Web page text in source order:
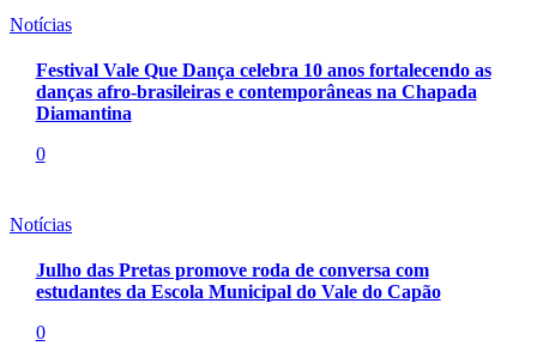
Notícias
Festival Vale Que Dança celebra 10 anos fortalecendo as
danças afro-brasileiras e contemporâneas na Chapada
Diamantina
0
Notícias
Julho das Pretas promove roda de conversa com
estudantes da Escola Municipal do Vale do Capão
0